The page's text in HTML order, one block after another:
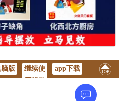
震为雷 震上震下
为山 艮上艮下
风山渐 巽上艮下
雷泽归妹 震上兑下
脑版
继续使
app下载